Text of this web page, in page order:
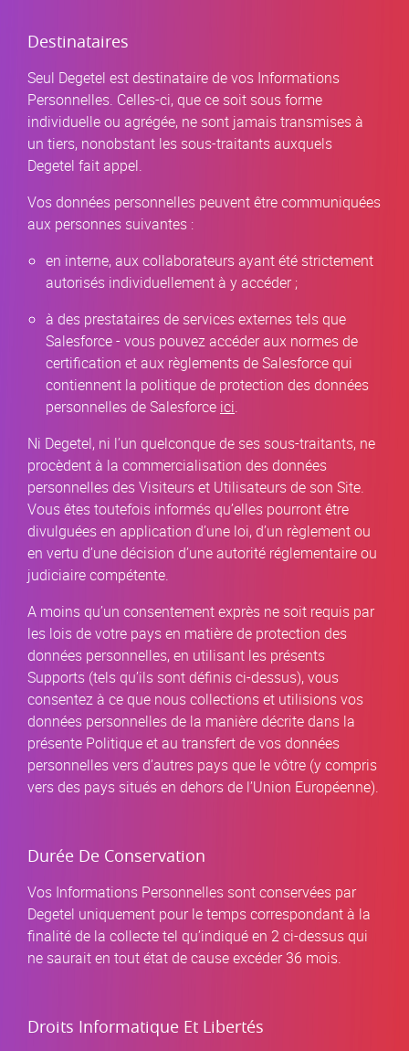
Destinataires
Seul Degetel est destinataire de vos Informations
Personnelles. Celles-ci, que ce soit sous forme
individuelle ou agrégée, ne sont jamais transmises à
un tiers, nonobstant les sous-traitants auxquels
Degetel fait appel.
Vos données personnelles peuvent être communiquées
aux personnes suivantes :
en interne, aux collaborateurs ayant été strictement
autorisés individuellement à y accéder ;
à des prestataires de services externes tels que
Salesforce - vous pouvez accéder aux normes de
certification et aux règlements de Salesforce qui
contiennent la politique de protection des données
personnelles de Salesforce ici.
Ni Degetel, ni l’un quelconque de ses sous-traitants, ne
procèdent à la commercialisation des données
personnelles des Visiteurs et Utilisateurs de son Site.
Vous êtes toutefois informés qu’elles pourront être
divulguées en application d’une loi, d’un règlement ou
en vertu d’une décision d’une autorité réglementaire ou
judiciaire compétente.
A moins qu’un consentement exprès ne soit requis par
les lois de votre pays en matière de protection des
données personnelles, en utilisant les présents
Supports (tels qu’ils sont définis ci-dessus), vous
consentez à ce que nous collections et utilisions vos
données personnelles de la manière décrite dans la
présente Politique et au transfert de vos données
personnelles vers d’autres pays que le vôtre (y compris
vers des pays situés en dehors de l’Union Européenne).
Durée De Conservation
Vos Informations Personnelles sont conservées par
Degetel uniquement pour le temps correspondant à la
finalité de la collecte tel qu’indiqué en 2 ci-dessus qui
ne saurait en tout état de cause excéder 36 mois.
Droits Informatique Et Libertés